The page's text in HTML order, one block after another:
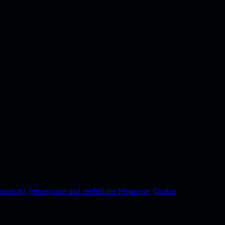
Impressum und rechtliche Hinweise.Cookie